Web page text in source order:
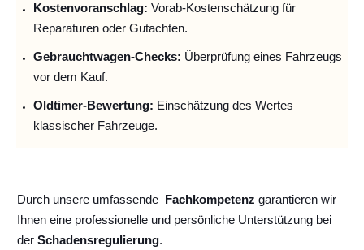
Kostenvoranschlag: Vorab-Kostenschätzung für
Reparaturen oder Gutachten.
Gebrauchtwagen-Checks: Überprüfung eines Fahrzeugs
vor dem Kauf.
Oldtimer-Bewertung: Einschätzung des Wertes
klassischer Fahrzeuge.
Durch unsere umfassende Fachkompetenz garantieren wir
Ihnen eine professionelle und persönliche Unterstützung bei
der Schadensregulierung.